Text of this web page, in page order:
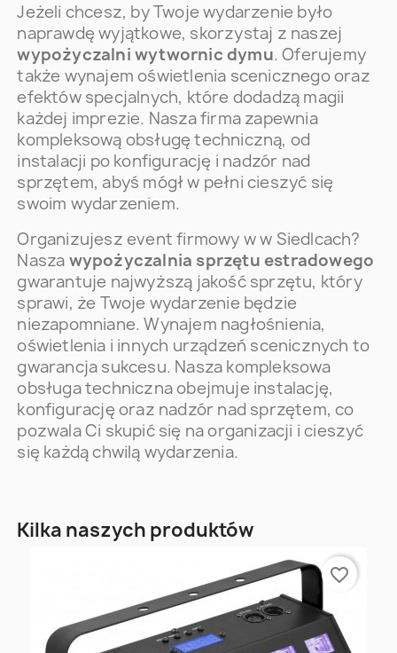
Jeżeli chcesz, by Twoje wydarzenie było
naprawdę wyjątkowe, skorzystaj z naszej
wypożyczalni wytwornic dymu. Oferujemy
także wynajem oświetlenia scenicznego oraz
efektów specjalnych, które dodadzą magii
każdej imprezie. Nasza firma zapewnia
kompleksową obsługę techniczną, od
instalacji po konfigurację i nadzór nad
sprzętem, abyś mógł w pełni cieszyć się
swoim wydarzeniem.
Organizujesz event firmowy w w Siedlcach?
Nasza wypożyczalnia sprzętu estradowego
gwarantuje najwyższą jakość sprzętu, który
sprawi, że Twoje wydarzenie będzie
niezapomniane. Wynajem nagłośnienia,
oświetlenia i innych urządzeń scenicznych to
gwarancja sukcesu. Nasza kompleksowa
obsługa techniczna obejmuje instalację,
konfigurację oraz nadzór nad sprzętem, co
pozwala Ci skupić się na organizacji i cieszyć
się każdą chwilą wydarzenia.
Kilka naszych produktów
favorite_border